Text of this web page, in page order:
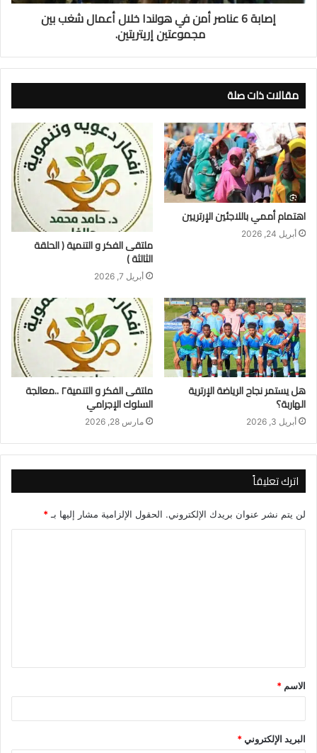
إصابة 6 عناصر أمن في هولندا خلال أعمال شغب بين
مجموعتين إريتريتين.
مقالات ذات صلة
اهتمام أممي باللاجئين الإرتريين
أبريل 24, 2026
ملتقى الفكر و التنمية ( الحلقة
الثالثة )
أبريل 7, 2026
هل يستمر نجاح الرياضة الإرترية
الهاربة؟
أبريل 3, 2026
ملتقى الفكر و التنمية٢ ..معالجة
السلوك الإجرامي
مارس 28, 2026
اترك تعليقاً
لن يتم نشر عنوان بريدك الإلكتروني. الحقول الإلزامية مشار إليها بـ*
ق
*
الاسم *
البريد الإلكتروني*